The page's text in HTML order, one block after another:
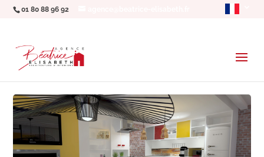
01 80 88 96 92